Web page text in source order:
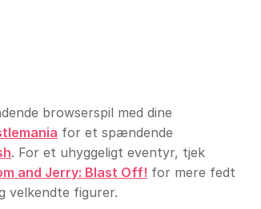
browserspil med dine
for et spændende
. For et uhyggeligt eventyr, tjek
and Jerry: Blast Off! for mere fedt
velkendte figurer.